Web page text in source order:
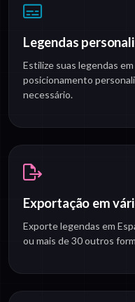
Legendas
Estilize suas legendas
posicionamento
necessário.
Exportação em
Exporte legendas em
ou mais de 30 outros